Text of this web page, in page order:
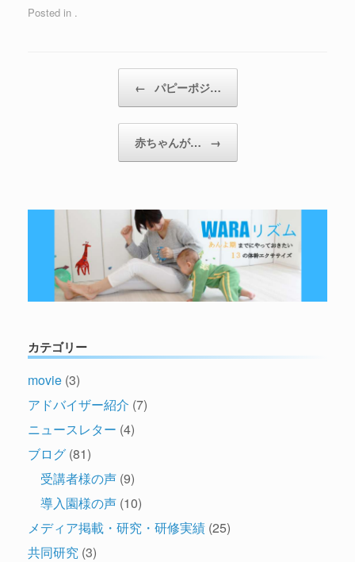
Posted in .
← パピーポジ…
赤ちゃんが… →
カテゴリー
movie (3)
アドバイザー紹介 (7)
ニュースレター (4)
ブログ (81)
受講者様の声 (9)
導入園様の声 (10)
メディア掲載・研究・研修実績 (25)
共同研究 (3)